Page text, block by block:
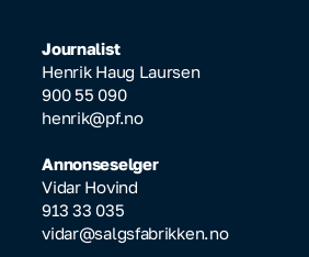
Journalist
Henrik Haug Laursen
900 55 090
henrik@pf.no
Annonseselger
Vidar Hovind
913 33 035
vidar@salgsfabrikken.no